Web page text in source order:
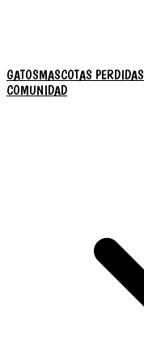
GATOSMASCOTAS PERDIDAS
COMUNIDAD